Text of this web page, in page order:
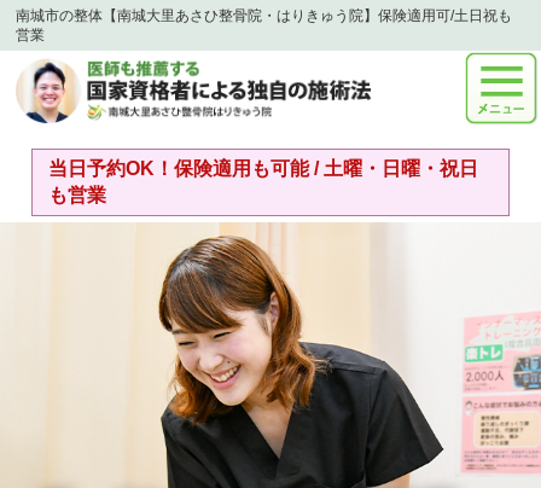
南城市の整体【南城大里あさひ整骨院・はりきゅう院】保険適用可/土日祝も
営業
当日予約OK！保険適用も可能 / 土曜・日曜・祝日
も営業